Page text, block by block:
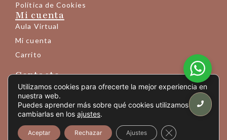
Política de Cookies
Mi cuenta
Aula Virtual
Mi cuenta
Carrito
Contacto
+34 683 145 189
info@yogaprem.eu
Avda. Mistral 10 - entresuelo 6ª
(Código vídeoportero: picar "206+OK")
Utilizamos cookies para ofrecerte la mejor experiencia en
nuestra web.
Puedes aprender más sobre qué cookies utilizamos o
cambiarlas en los ajustes.
Aceptar Rechazar Ajustes Cerrar el banner